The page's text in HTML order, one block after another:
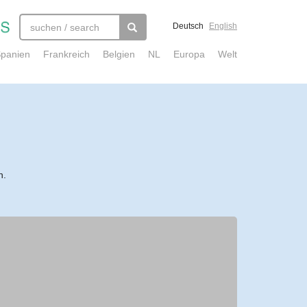
Deutsch English
Frankreich Belgien NL Europa Welt